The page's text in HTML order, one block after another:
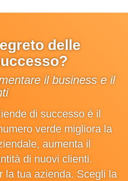
delle
il business e il
di successo è il
verde migliora la
aumenta il
di nuovi clienti.
la tua azienda. Scegli la